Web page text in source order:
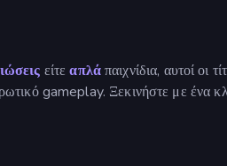
είτεαπλάπαιχνίδια, αυτοί οι
gameplay. Ξεκινήστε με ένα